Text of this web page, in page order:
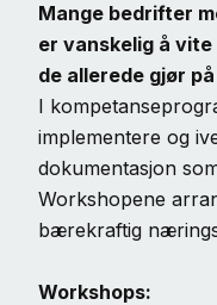
Mange bedrifter
er vanskelig å
de allerede gjør
I
implementere og
dokumentasjon
Workshopene
bærekraftig
Workshops: